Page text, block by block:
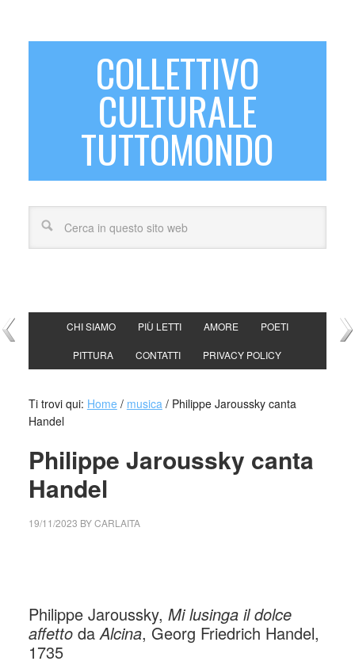
COLLETTIVO
CULTURALE
TUTTOMONDO
CHI SIAMO PIÙ LETTI AMORE POETI
PITTURA CONTATTI PRIVACY POLICY
Ti trovi qui: Home / musica /Philippe Jaroussky canta
Handel
Philippe Jaroussky canta
Handel
19/11/2023 BYCARLAITA
Philippe Jaroussky, Mi lusinga il dolce
affettodaAlcina, Georg Friedrich Handel,
1735